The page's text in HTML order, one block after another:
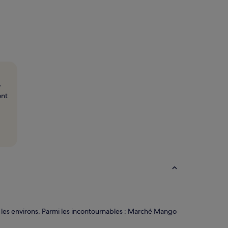
environs. Parmi les incontournables : Marché Mango